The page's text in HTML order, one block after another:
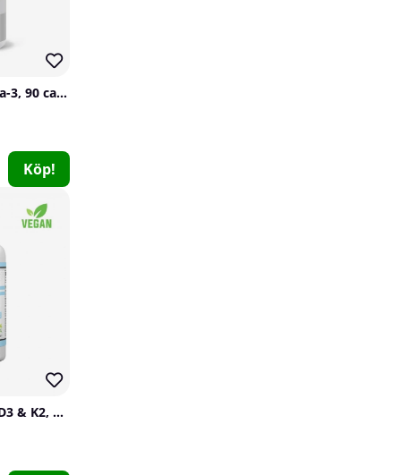
SOLID Nutrition Omega-3, 90 caps
Köp!
Trained By JP Vitamin D3 & K2, 60 caps